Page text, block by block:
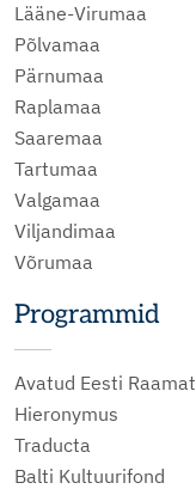
Lääne-Virumaa
Põlvamaa
Pärnumaa
Raplamaa
Saaremaa
Tartumaa
Valgamaa
Viljandimaa
Võrumaa
Programmid
Avatud Eesti Raamat
Hieronymus
Traducta
Balti Kultuurifond